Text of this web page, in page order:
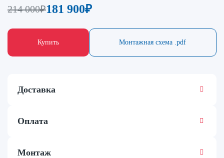
214 000₽181 900₽
Купить Монтажная схема .pdf
Доставка
Оплата
Монтаж